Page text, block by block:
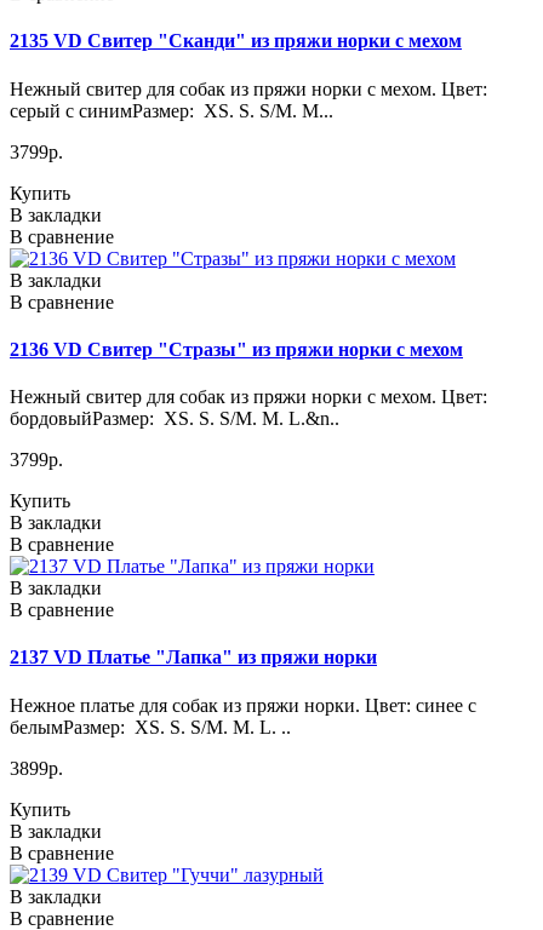
2135 VD Свитер "Сканди" из пряжи норки с мехом
Нежный свитер для собак из пряжи норки с мехом. Цвет:
серый с синимРазмер: XS. S. S/M. M...
3799р.
Купить
В закладки
В сравнение
В закладки
В сравнение
2136 VD Свитер "Стразы" из пряжи норки с мехом
Нежный свитер для собак из пряжи норки с мехом. Цвет:
бордовыйРазмер: XS. S. S/M. M. L.&n..
3799р.
Купить
В закладки
В сравнение
В закладки
В сравнение
2137 VD Платье "Лапка" из пряжи норки
Нежное платье для собак из пряжи норки. Цвет: синее с
белымРазмер: XS. S. S/M. M. L. ..
3899р.
Купить
В закладки
В сравнение
В закладки
В сравнение